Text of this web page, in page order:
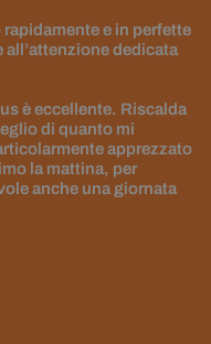
rapidamente e in perfette
dedicata
è eccellente. Riscalda
di quanto mi
apprezzato
la mattina, per
anche una giornata